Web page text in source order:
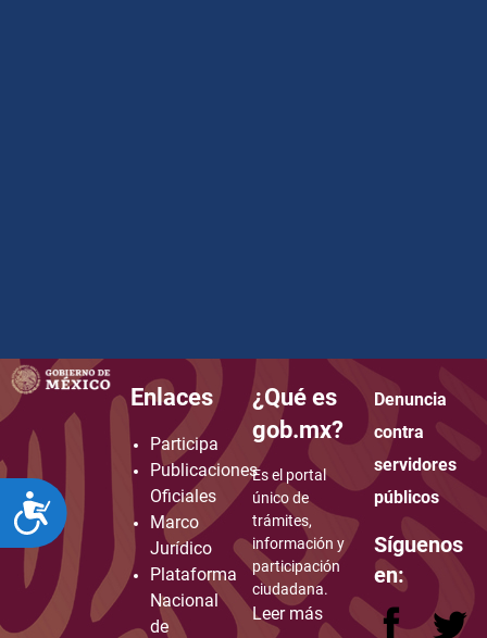
ACCESIBILIDAD
how to embed google map in website
Enlaces
Participa
Publicaciones
Oficiales
Marco
Jurídico
Plataforma
Nacional
de
¿Qué es
gob.mx?
Es el portal
único de
trámites,
información y
participación
ciudadana.
Leer más
Denuncia
contra
servidores
públicos
Síguenos
en: